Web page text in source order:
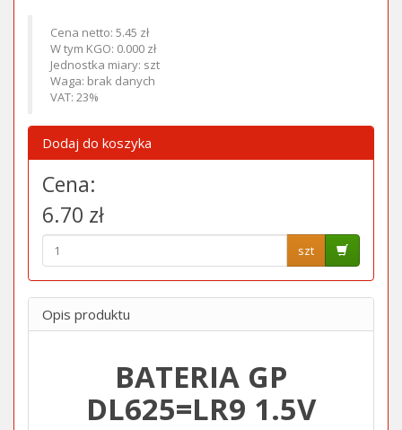
Cena netto: 5.45 zł
W tym KGO: 0.000 zł
Jednostka miary: szt
Waga: brak danych
VAT: 23%
Dodaj do koszyka
Cena:
6.70 zł
szt
Opis produktu
BATERIA GP
DL625=LR9 1.5V